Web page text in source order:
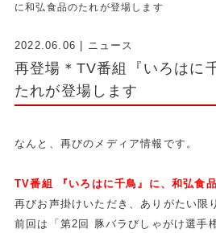
に和弘食品のたれが登場します
2022.06.06 | ニュース
再登場＊TV番組『いろはに
たれが登場します
なんと、再びのメディア情報です。
TV番組 『いろはに千鳥』に、和弘食
再びお声掛けいただき、ありがたい限
前回は「第2回 豚バラびしゃがけ選手